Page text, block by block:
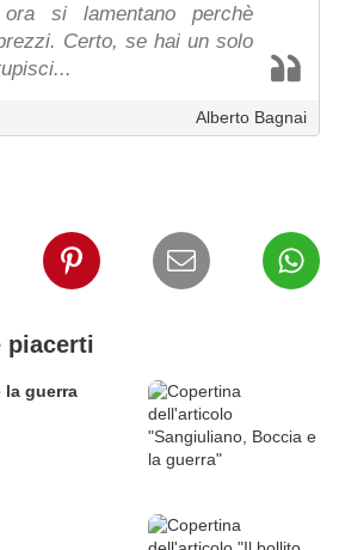
si lamentano perchè
Certo, se hai un solo
Alberto Bagnai
piacerti
la guerra